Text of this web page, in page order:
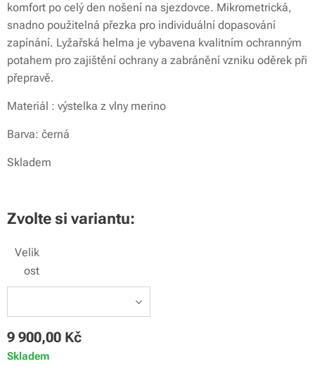
komfort po celý den nošení na sjezdovce. Mikrometrická,
snadno použitelná přezka pro individuální dopasování
zapínání. Lyžařská helma je vybavena kvalitním ochranným
potahem pro zajištění ochrany a zabránění vzniku oděrek při
přepravě.
Materiál : výstelka z vlny merino
Barva: černá
Skladem
Zvolte si variantu:
Velik
ost
9 900,00 Kč
Skladem